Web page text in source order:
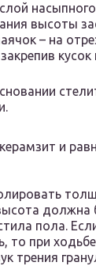
высоты
– на
и
должна
пола.
то при
трения